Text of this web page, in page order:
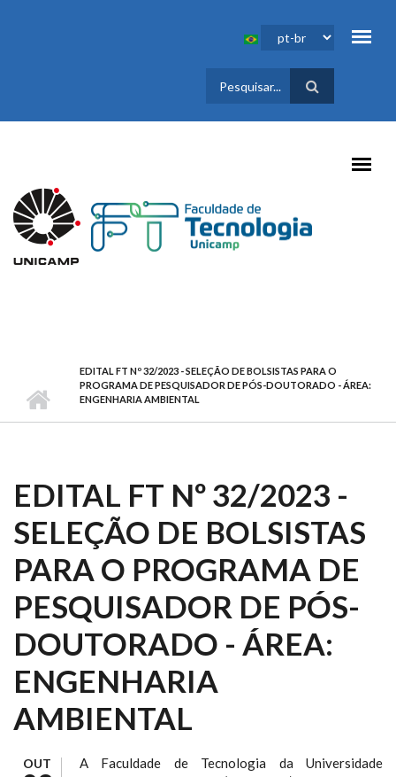
FORMULÁRIO
DE BUSCA
EDITAL FT Nº 32/2023 - SELEÇÃO DE BOLSISTAS PARA O
PROGRAMA DE PESQUISADOR DE PÓS-DOUTORADO - ÁREA:
ENGENHARIA AMBIENTAL
EDITAL FT Nº 32/2023 -
SELEÇÃO DE BOLSISTAS
PARA O PROGRAMA DE
PESQUISADOR DE PÓS-
DOUTORADO - ÁREA:
ENGENHARIA
AMBIENTAL
OUT
A Faculdade de Tecnologia da Universidade